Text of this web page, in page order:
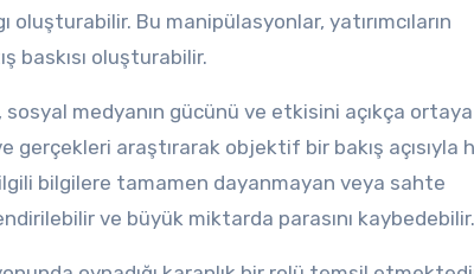
Bu manipülasyonlar, yatırımcıların
baskısı oluşturabilir.
medyanın gücünü ve etkisini açıkça ortaya
gerçekleri araştırarak objektif bir bakış açısıyla
bilgilere tamamen dayanmayan veya sahte
ve büyük miktarda parasını kaybedebilir.